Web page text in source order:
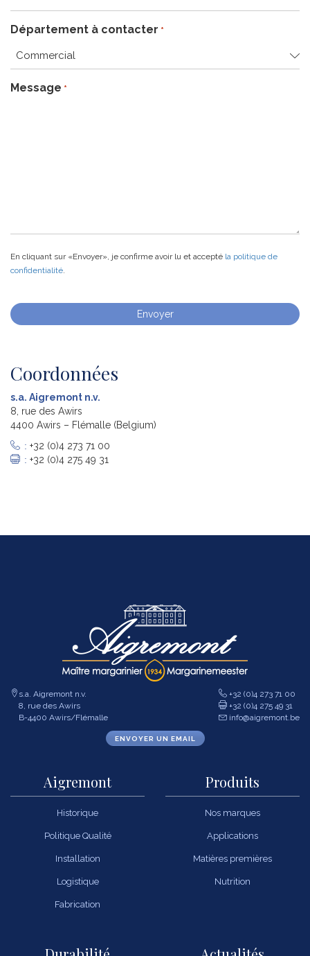
Département à contacter *
Message *
En cliquant sur «Envoyer», je confirme avoir lu et accepté la politique de
confidentialité.
Envoyer
Coordonnées
s.a. Aigremont n.v.
8, rue des Awirs
4400 Awirs – Flémalle (Belgium)
: +32 (0)4 273 71 00
: +32 (0)4 275 49 31
s.a. Aigremont n.v.
8, rue des Awirs
B-4400 Awirs/Flémalle
+32 (0)4 273 71 00
+32 (0)4 275 49 31
info@aigremont.be
ENVOYER UN EMAIL
Aigremont
Historique
Politique Qualité
Installation
Logistique
Fabrication
Produits
Nos marques
Applications
Matières premières
Nutrition